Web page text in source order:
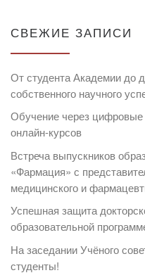
СВЕЖИЕ ЗАПИСИ
От студента Академии до
собственного научного
Обучение через
онлайн-курсов
Встреча выпускников
«Фармация» с
медицинского и
Успешная защита
образовательной
На заседании Учёного
студенты!